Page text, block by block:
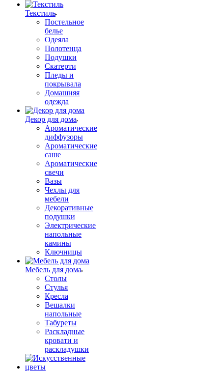
Текстиль
Постельное
белье
Одеяла
Полотенца
Подушки
Скатерти
Пледы и
покрывала
Домашняя
одежда
Декор для дома
Ароматические
диффузоры
Ароматические
саше
Ароматические
свечи
Вазы
Чехлы для
мебели
Декоративные
подушки
Электрические
напольные
камины
Ключницы
Мебель для дома
Столы
Стулья
Кресла
Вешалки
напольные
Табуреты
Раскладные
кровати и
раскладушки